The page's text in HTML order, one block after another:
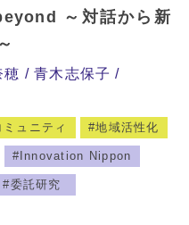
～対話から新
穂
青木志保子
ュニティ 地域活性化
Innovation Nippon
委託研究